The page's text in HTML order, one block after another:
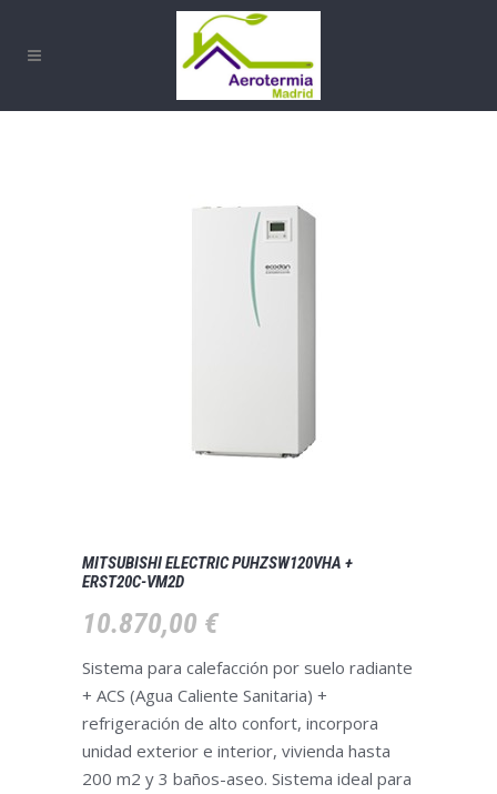
MITSUBISHI ELECTRIC PUHZSW120VHA +
ERST20C-VM2D
10.870,00 €
Sistema para calefacción por suelo radiante
+ ACS (Agua Caliente Sanitaria) +
refrigeración de alto confort, incorpora
unidad exterior e interior, vivienda hasta
200 m2 y 3 baños-aseo. Sistema ideal para